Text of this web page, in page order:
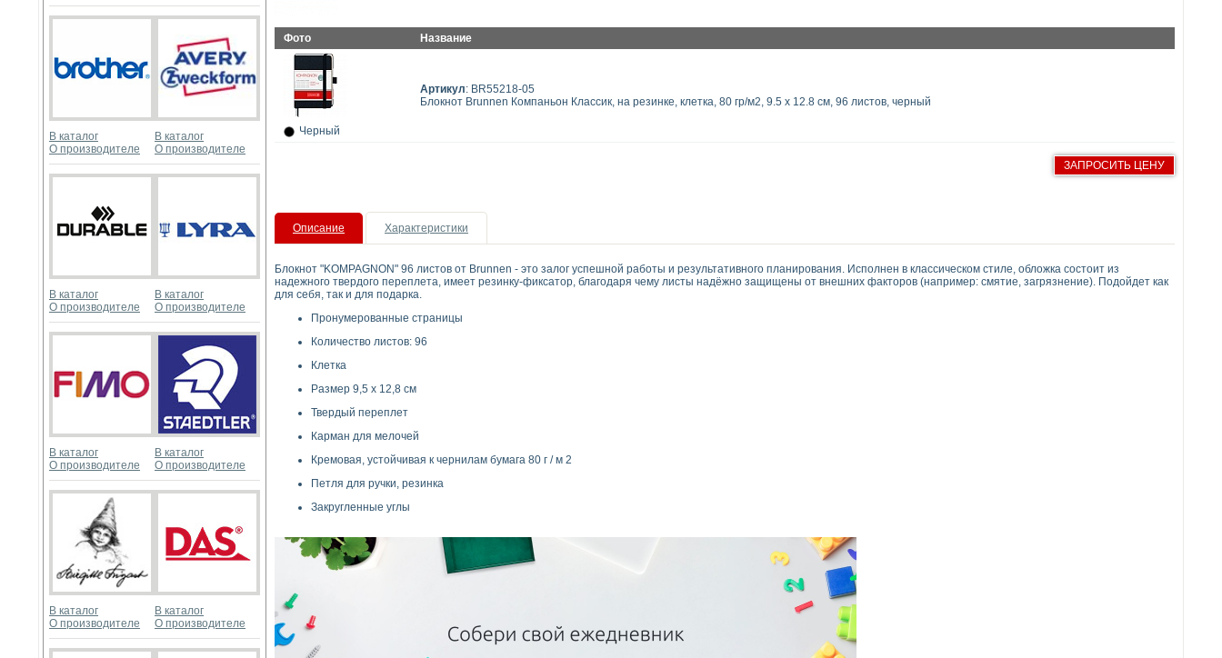
В каталог
О производителе
В каталог
О производителе
В каталог
О производителе
В каталог
О производителе
В каталог
О производителе
В каталог
О производителе
В каталог
О производителе
В каталог
О производителе
Фото Название
Черный
Артикул: BR55218-05
Блокнот Brunnen Компаньон Классик, на резинке, клетка, 80 гр/м2, 9.5 х 12.8 см, 96 листов, черный
ЗАПРОСИТЬ ЦЕНУ
Описание Характеристики
Блокнот "KOMPAGNON" 96 листов от Brunnen - это залог успешной работы и результативного планирования. Исполнен в классическом стиле, обложка состоит из
надежного твердого переплета, имеет резинку-фиксатор, благодаря чему листы надёжно защищены от внешних факторов (например: смятие, загрязнение). Подойдет как
для себя, так и для подарка.
Пронумерованные страницы
Количество листов: 96
Клетка
Размер 9,5 х 12,8 см
Твердый переплет
Карман для мелочей
Кремовая, устойчивая к чернилам бумага 80 г / м 2
Петля для ручки, резинка
Закругленные углы